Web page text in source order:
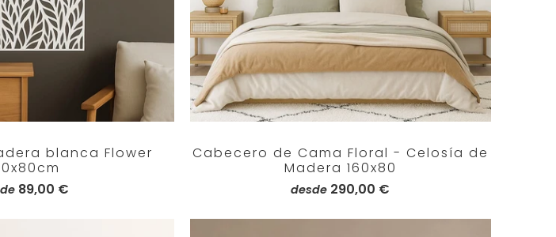
blanca Flower
89,00 €
Cabecero de Cama Floral - Celosía de
Madera 160x80
desde 290,00 €